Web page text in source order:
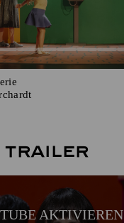
Trailer
AKTIVIEREN